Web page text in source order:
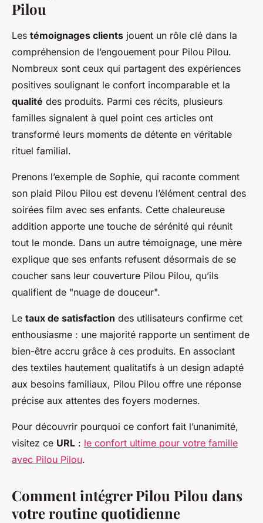
Pilou
Les témoignages clients jouent un rôle clé dans la
compréhension de l’engouement pour Pilou Pilou.
Nombreux sont ceux qui partagent des expériences
positives soulignant le confort incomparable et la
qualité des produits. Parmi ces récits, plusieurs
familles signalent à quel point ces articles ont
transformé leurs moments de détente en véritable
rituel familial.
Prenons l’exemple de Sophie, qui raconte comment
son plaid Pilou Pilou est devenu l’élément central des
soirées film avec ses enfants. Cette chaleureuse
addition apporte une touche de sérénité qui réunit
tout le monde. Dans un autre témoignage, une mère
explique que ses enfants refusent désormais de se
coucher sans leur couverture Pilou Pilou, qu’ils
qualifient de "nuage de douceur".
Le taux de satisfaction des utilisateurs confirme cet
enthousiasme : une majorité rapporte un sentiment de
bien-être accru grâce à ces produits. En associant
des textiles hautement qualitatifs à un design adapté
aux besoins familiaux, Pilou Pilou offre une réponse
précise aux attentes des foyers modernes.
Pour découvrir pourquoi ce confort fait l’unanimité,
visitez ce URL : le confort ultime pour votre famille
avec Pilou Pilou.
Comment intégrer Pilou Pilou dans
votre routine quotidienne